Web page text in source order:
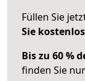
Füllen Sie
Sie
Bis zu 60 %
finden Sie